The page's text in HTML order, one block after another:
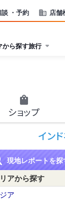
談 ・予約 店舗
から探す旅行
ショップ
イン
現地レポートを探
アから探す
ア